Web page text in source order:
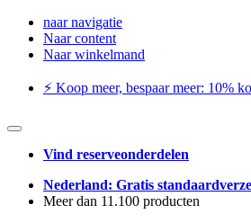
naar navigatie
Naar content
Naar winkelmand
⚡️ Koop meer, bespaar meer: ​​10%
Vind reserveonderdelen
Nederland: Gratis
Meer dan 11.100 producten